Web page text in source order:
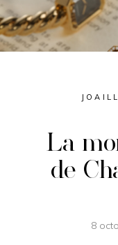
La
de
8